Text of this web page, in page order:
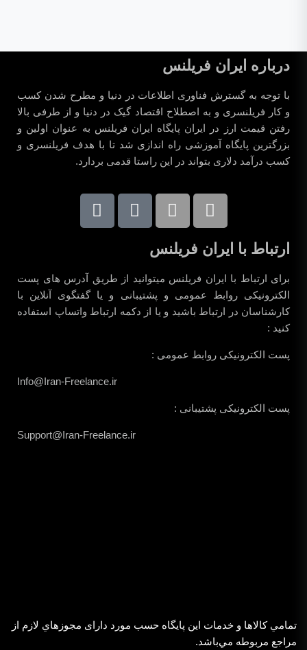
درباره ایران فریلنس
با توجه به گسترش فناوری اطلاعات در دنیا و مطرح شدن کسب
و کار فریلنسری و به اصطلاح اقتصاد گیک در دنیا و از طرفی بالا
رفتن قیمت ارز در ایران پایگاه ایران فریلنس به عنوان اولین و
بزرگترین پایگاه آموزشی راه اندازی شد تا با هدف فریلنسری و
کسب درآمد دلاری بتواند در این راستا قدمی بردارد.
ارتباط با ایران فریلنس
برای ارتباط با ایران فریلنس میتوانید از طریق آدرس های پست
الکترونیکی روابط عمومی و پشتیبانی و یا گفتگوی آنلاین با
کارشناسان در ارتباط باشید و یا از دکمه ارتباط واتساپ استفاده
کنید :
پست الکترونیکی روابط عمومی :
Info@Iran-Freelance.ir
پست الکترونیکی پشتیبانی :
Support@Iran-Freelance.ir
تمامي كالاها و خدمات اين پایگاه حسب مورد دارای مجوزهاي لازم از
مراجع مربوطه مي‌باشد.